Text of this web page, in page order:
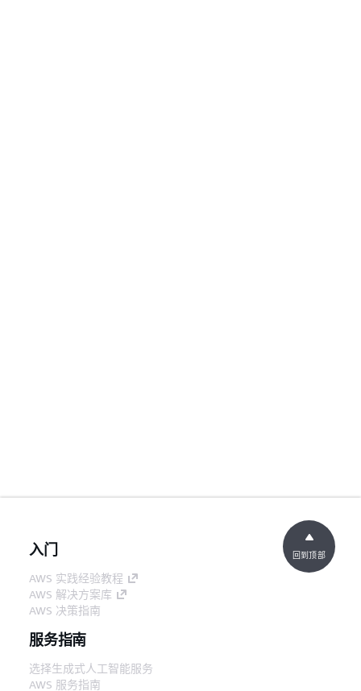
入门
AWS 实践经验教程
AWS 解决方案库
AWS 决策指南
服务指南
选择生成式人工智能服务
AWS 服务指南
回到顶部